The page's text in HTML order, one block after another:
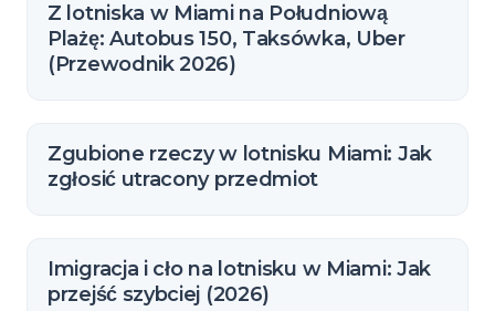
Z lotniska w Miami na Południową
Plażę: Autobus 150, Taksówka, Uber
(Przewodnik 2026)
Zgubione rzeczy w lotnisku Miami: Jak
zgłosić utracony przedmiot
Imigracja i cło na lotnisku w Miami: Jak
przejść szybciej (2026)